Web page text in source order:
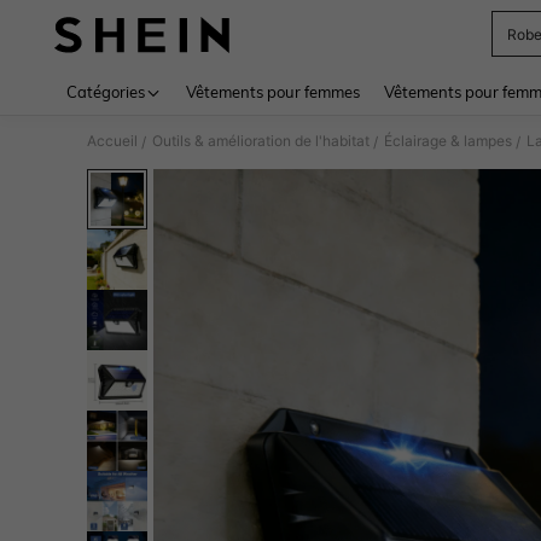
Robe
Catégories Vêtements pour femmes Vêtements pour
Accueil / Outils & amélioration de l'habitat / Éclairage & lampes /